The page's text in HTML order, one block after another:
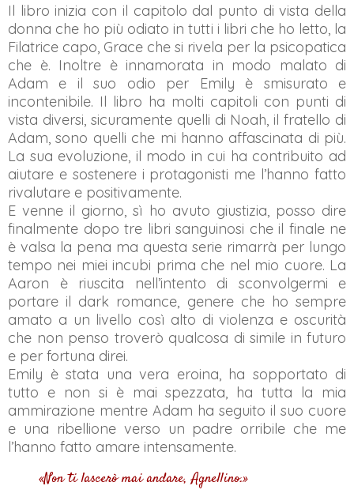
Il libro inizia con il capitolo dal punto di vista della
donna che ho più odiato in tutti i libri che ho letto, la
Filatrice capo, Grace che si rivela per la psicopatica
che è. Inoltre è innamorata in modo malato di
Adam e il suo odio per Emily è smisurato e
incontenibile. Il libro ha molti capitoli con punti di
vista diversi, sicuramente quelli di Noah, il fratello di
Adam, sono quelli che mi hanno affascinata di più.
La sua evoluzione, il modo in cui ha contribuito ad
aiutare e sostenere i protagonisti me l’hanno fatto
rivalutare e positivamente.
E venne il giorno, sì ho avuto giustizia, posso dire
finalmente dopo tre libri sanguinosi che il finale ne
è valsa la pena ma questa serie rimarrà per lungo
tempo nei miei incubi prima che nel mio cuore. La
Aaron è riuscita nell’intento di sconvolgermi e
portare il dark romance, genere che ho sempre
amato a un livello così alto di violenza e oscurità
che non penso troverò qualcosa di simile in futuro
e per fortuna direi.
Emily è stata una vera eroina, ha sopportato di
tutto e non si è mai spezzata, ha tutta la mia
ammirazione mentre Adam ha seguito il suo cuore
e una ribellione verso un padre orribile che me
l’hanno fatto amare intensamente.
«Non ti lascerò mai andare, Agnellino.»